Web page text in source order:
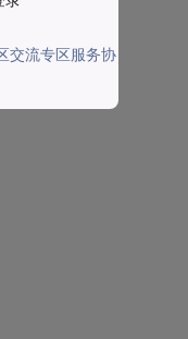
交流专区服务协